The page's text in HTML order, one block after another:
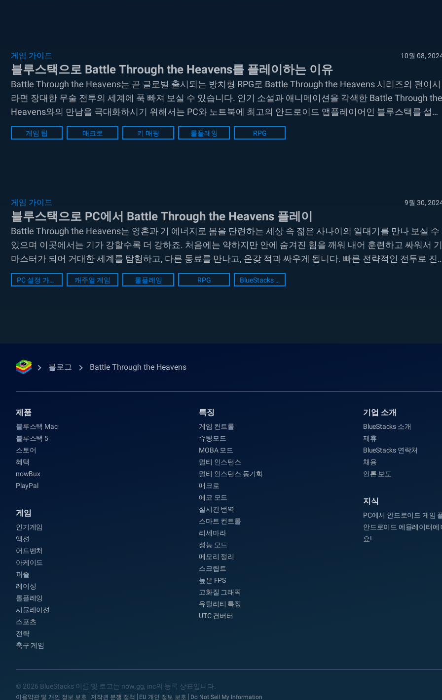
게임 가이드 10월 08,
블루스택으로 Battle Through the Heavens를 플레이하는 이유
Battle Through the Heavens는 곧 글로벌 출시되는 방치형 RPG로 Battle Through the Heavens 시리즈의 팬이시
라면 장대한 무술 전투의 세계에 푹 빠져 보실 수 있습니다. 인기 소설과 애니메이션을 각색한 Battle Through the
Heavens와의 만남을 극대화하시기 위해서는 PC와 노트북에 최고의 안드로이드 앱플레이어인 블루스택를 설치
하신 뒤 게임을 플레이하시는 것을 추천해드리죠. 뛰어난 그래픽과 성능...
게임 팁 매크로 키 매핑 롤플레잉 RPG
게임 가이드 9월 30,
블루스택으로 PC에서 Battle Through the Heavens 플레이
Battle Through the Heavens는 영혼과 기 에너지로 몸을 단련하는 세상 속 젊은 사나이의 일대기를 만나 보실 수
있으며 이곳에서는 기가 강할수록 더 강하죠. 처음에는 약하지만 안에 숨겨진 힘을 깨워 내어 훈련하고 싸워서 기
마스터가 되어 거대한 세계를 탐험하고, 다른 동료를 만나고, 온갖 적과 싸우게 됩니다. 빠른 전략적인 전투로 진
행되며 근거리...
PC 설정 가이드 캐주얼 게임 롤플레잉 RPG BlueStacks Setup
블로그 Battle Through the Heavens
제품
블루스택 Mac
블루스택 5
스토어
혜택
nowBux
PlayPal
게임
인기게임
액션
어드벤처
아케이드
퍼즐
레이싱
롤플레잉
시뮬레이션
스포츠
전략
축구 게임
특징
게임 컨트롤
슈팅모드
MOBA 모드
멀티 인스턴스
멀티 인스턴스 동기화
매크로
에코 모드
실시간 번역
스마트 컨트롤
리세마라
성능 모드
메모리 정리
스크립트
높은 FPS
고화질 그래픽
유틸리티 특징
UTC 컨버터
기업 소개
BlueStacks 소개
제휴
BlueStacks 연락처
채용
언론 보도
지식
PC에서 안드로이드 게임
안드로이드 에뮬레이터에
요!
© 2026 BlueStacks 이름 및 로고는 now.gg, inc의 등록 상표입니다.
이용약관 및 개인 정보 보호 저작권 분쟁 정책 EU 개인 정보 보호 Do Not Sell My Information